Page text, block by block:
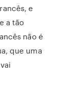
e
a tão
não é
que uma